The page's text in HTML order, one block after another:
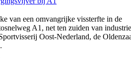
van een omvangrijke vissterfte in de
A1, net ten zuiden van
Oost-Nederland, de